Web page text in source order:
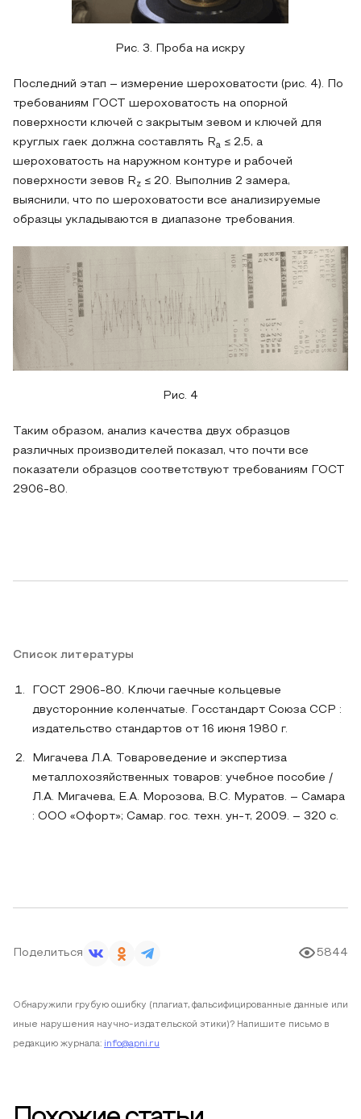
Рис. 3. Проба на искру
Последний этап – измерение шероховатости (рис. 4). По
требованиям ГОСТ шероховатость на опорной
поверхности ключей с закрытым зевом и ключей для
круглых гаек должна составлять Ra
≤ 2,5, а
шероховатость на наружном контуре и рабочей
поверхности зевов R z ≤ 20. Выполнив 2 замера,
выяснили, что по шероховатости все анализируемые
образцы укладываются в диапазоне требования.
Рис. 4
Таким образом, анализ качества двух образцов
различных производителей показал, что почти все
показатели образцов соответствуют требованиям ГОСТ
2906-80.
Список литературы
ГОСТ 2906-80. Ключи гаечные кольцевые
двусторонние коленчатые. Госстандарт Союза ССР :
издательство стандартов от 16 июня 1980 г.
Мигачева Л.А. Товароведение и экспертиза
металлохозяйственных товаров: учебное пособие /
Л.А. Мигачева, Е.А. Морозова, В.С. Муратов. – Самара
: ООО «Офорт»; Самар. гос. техн. ун-т, 2009. – 320 с.
Поделиться 5844
Обнаружили грубую ошибку (плагиат, фальсифицированные данные или
иные нарушения научно-издательской этики)? Напишите письмо в
редакцию журнала: info@apni.ru